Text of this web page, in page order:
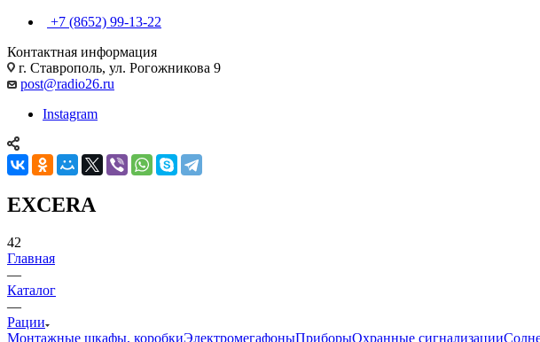
+7 (8652) 99-13-22
Контактная информация
г. Ставрополь, ул. Рогожникова 9
post@radio26.ru
Instagram
EXCERA
42
Главная
—
Каталог
—
Рации
Монтажные шкафы, коробкиЭлектромегафоныПриборыОхранные сигнализации